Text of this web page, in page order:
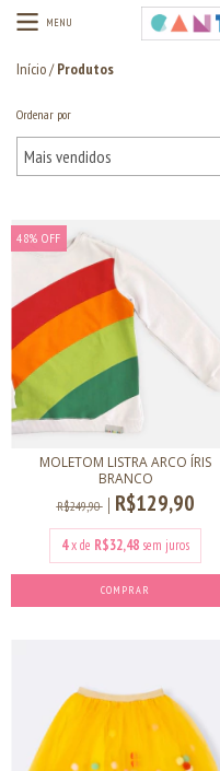
MENU
Início/ Produtos
Ordenar por
48% OFF
MOLETOM LISTRA ARCO ÍRIS
BRANCO
R$249,90 R$129,90
4x de R$32,48 sem juros
COMPRAR